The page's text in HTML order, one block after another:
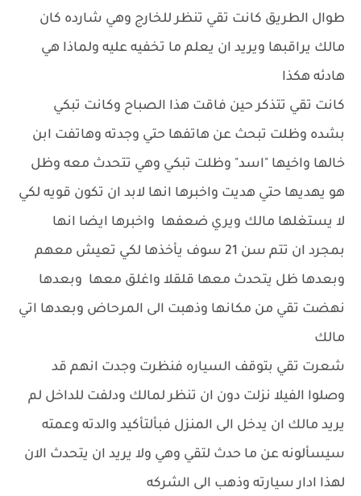
طوال الطريق كانت تقي تنظر للخارج وهي شارده كان
مالك يراقبها ويريد ان يعلم ما تخفيه عليه ولماذا هي
هادئه هكذا
كانت تقي تتذكر حين فاقت هذا الصباح وكانت تبكي
بشده وظلت تبحث عن هاتفها حتي وجدته وهاتفت ابن
خالها واخيها "اسد" وظلت تبكي وهي تتحدث معه وظل
هو يهديها حتي هديت واخبرها انها لابد ان تكون قويه لكي
لا يستغلها مالك ويري ضعفها واخبرها ايضا انها
بمجرد ان تتم سن 21 سوف يأخذها لكي تعيش معهم
وبعدها ظل يتحدث معها قلقلا واغلق معها وبعدها
نهضت تقي من مكانها وذهبت الى المرحاض وبعدها اتي
مالك
شعرت تقي بتوقف السياره فنظرت وجدت انهم قد
وصلوا الفيلا نزلت دون ان تنظر لمالك ودلفت للداخل لم
يريد مالك ان يدخل الى المنزل فبألتأكيد والدته وعمته
سيسألونه عن ما حدث لتقي وهي ولا يريد ان يتحدث الان
لهذا ادار سيارته وذهب الى الشركه